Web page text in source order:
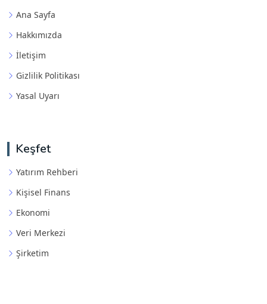
Ana Sayfa
Hakkımızda
İletişim
Gizlilik Politikası
Yasal Uyarı
Keşfet
Yatırım Rehberi
Kişisel Finans
Ekonomi
Veri Merkezi
Şirketim